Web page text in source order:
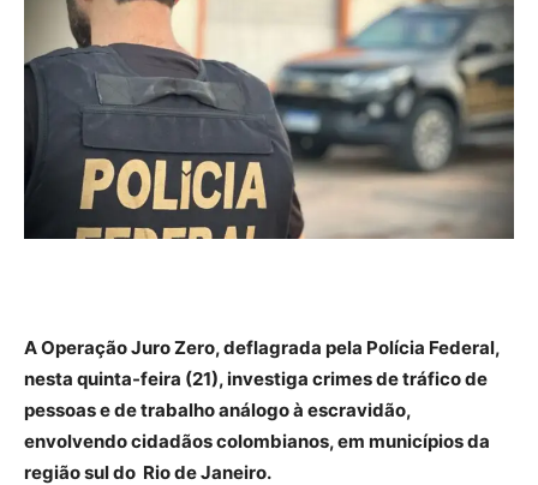
A Operação Juro Zero, deflagrada pela Polícia Federal,
nesta quinta-feira (21), investiga crimes de tráfico de
pessoas e de trabalho análogo à escravidão,
envolvendo cidadãos colombianos, em municípios da
região sul do Rio de Janeiro.